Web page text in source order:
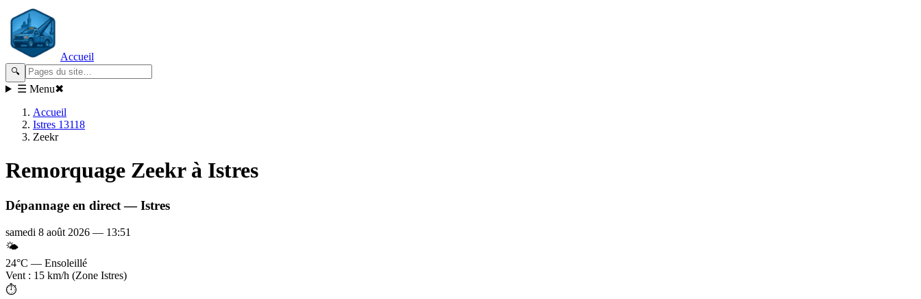
Accueil
🔍
☰ Menu✖
Accueil
Istres 13118
Zeekr
Remorquage Zeekr à Istres
Dépannage en direct —Istres
samedi 8 août 2026 — 13:51
🌤️
24°C — Ensoleillé
Vent : 15 km/h (Zone Istres)
⏱️